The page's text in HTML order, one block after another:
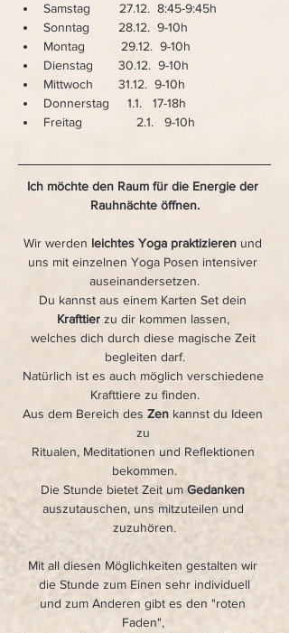
Samstag        27.12.  8:45-9:45h
Sonntag        28.12.  9-10h
Montag          29.12.  9-10h
Dienstag       30.12.  9-10h
Mittwoch       31.12.  9-10h
Donnerstag     1.1.   17-18h
Freitag               2.1.   9-10h
Ich möchte den Raum für die Energie der
Rauhnächte öffnen.
Wir werden leichtes Yoga praktizieren und
uns mit einzelnen Yoga Posen intensiver
auseinandersetzen.
Du kannst aus einem Karten Set dein
Krafttier zu dir kommen lassen,
welches dich durch diese magische Zeit
begleiten darf.
Natürlich ist es auch möglich verschiedene
Krafttiere zu finden.
Aus dem Bereich des Zen kannst du Ideen
zu
Ritualen, Meditationen und Reflektionen
bekommen.
Die Stunde bietet Zeit um Gedanken
auszutauschen, uns mitzuteilen und
zuzuhören.
Mit all diesen Möglichkeiten gestalten wir
die Stunde zum Einen sehr individuell
und zum Anderen gibt es den "roten
Faden",